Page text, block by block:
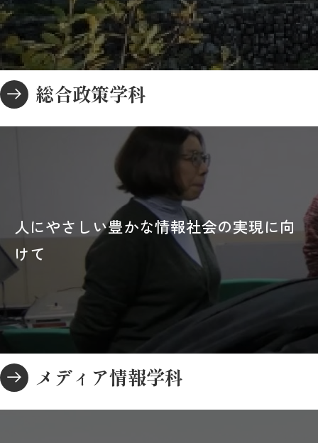
総合政策学科
人にやさしい豊かな情報社会の実現に向
けて
メディア情報学科